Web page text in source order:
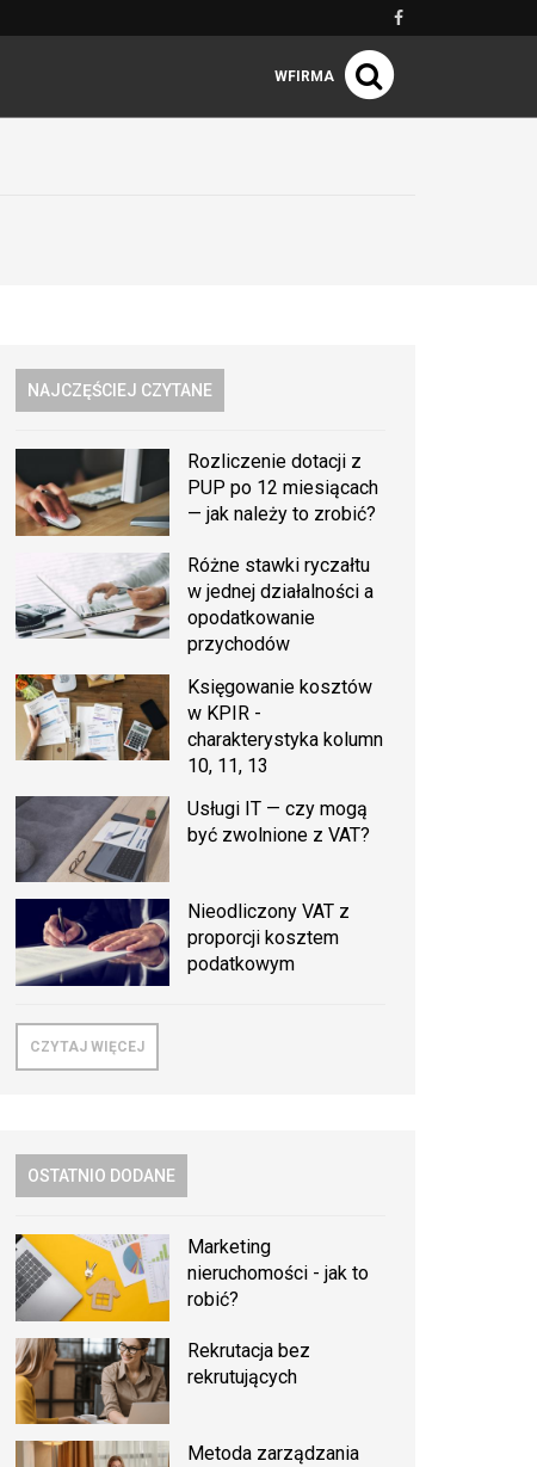
WFIRMA
NAJCZĘŚCIEJ CZYTANE
Rozliczenie dotacji z
PUP po 12 miesiącach
— jak należy to zrobić?
Różne stawki ryczałtu
w jednej działalności a
opodatkowanie
przychodów
Księgowanie kosztów
w KPIR -
charakterystyka kolumn
10, 11, 13
Usługi IT — czy mogą
być zwolnione z VAT?
Nieodliczony VAT z
proporcji kosztem
podatkowym
CZYTAJ WIĘCEJ
OSTATNIO DODANE
Marketing
nieruchomości - jak to
robić?
Rekrutacja bez
rekrutujących
Metoda zarządzania